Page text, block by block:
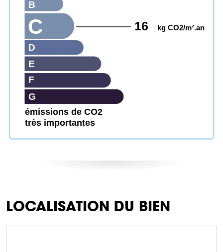
émissions de CO2
très importantes
G
F
E
D
C 16 kg CO2/m².an
B
LOCALISATION DU BIEN